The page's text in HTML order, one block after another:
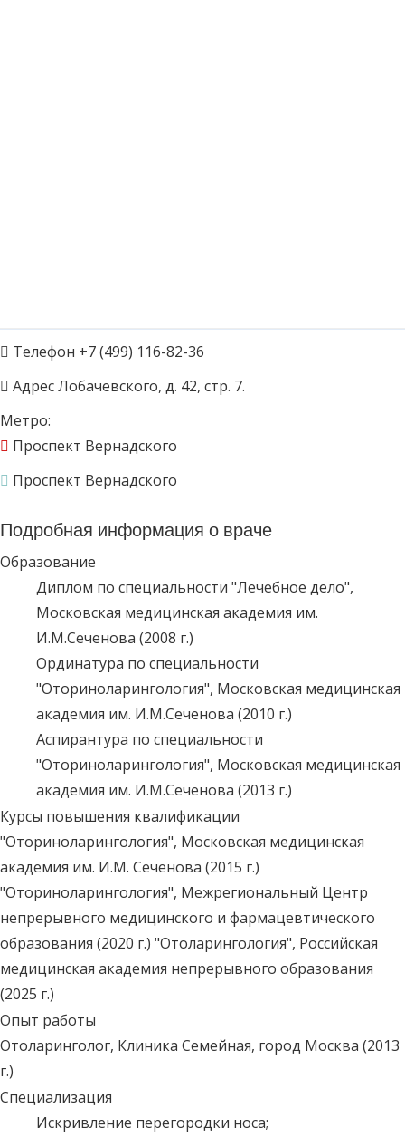
Телефон +7 (499) 116-82-36
АдресЛобачевского, д. 42, стр. 7.
Метро:
Проспект Вернадского
Проспект Вернадского
Подробная информация о враче
Образование
Диплом по специальности "Лечебное дело",
Московская медицинская академия им.
И.М.Сеченова (2008 г.)
Ординатура по специальности
"Оториноларингология", Московская медицинская
академия им. И.М.Сеченова (2010 г.)
Аспирантура по специальности
"Оториноларингология", Московская медицинская
академия им. И.М.Сеченова (2013 г.)
Курсы повышения квалификации
"Оториноларингология", Московская медицинская
академия им. И.М. Сеченова (2015 г.)
"Оториноларингология", Межрегиональный Центр
непрерывного медицинского и фармацевтического
образования (2020 г.) "Отоларингология", Российская
медицинская академия непрерывного образования
(2025 г.)
Опыт работы
Отоларинголог, Клиника Семейная, город Москва (2013
г.)
Специализация
Искривление перегородки носа;